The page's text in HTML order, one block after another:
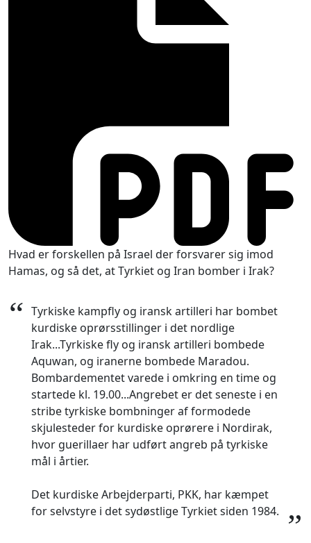
Hvad er forskellen på Israel der forsvarer sig imod
Hamas, og så det, at Tyrkiet og Iran bomber i Irak?
“ Tyrkiske kampfly og iransk artilleri har bombet
kurdiske oprørsstillinger i det nordlige
Irak...Tyrkiske fly og iransk artilleri bombede
Aquwan, og iranerne bombede Maradou.
Bombardementet varede i omkring en time og
startede kl. 19.00...Angrebet er det seneste i en
stribe tyrkiske bombninger af formodede
skjulesteder for kurdiske oprørere i Nordirak,
hvor guerillaer har udført angreb på tyrkiske
mål i årtier.
Det kurdiske Arbejderparti, PKK, har kæmpet
for selvstyre i det sydøstlige Tyrkiet siden 1984.
”